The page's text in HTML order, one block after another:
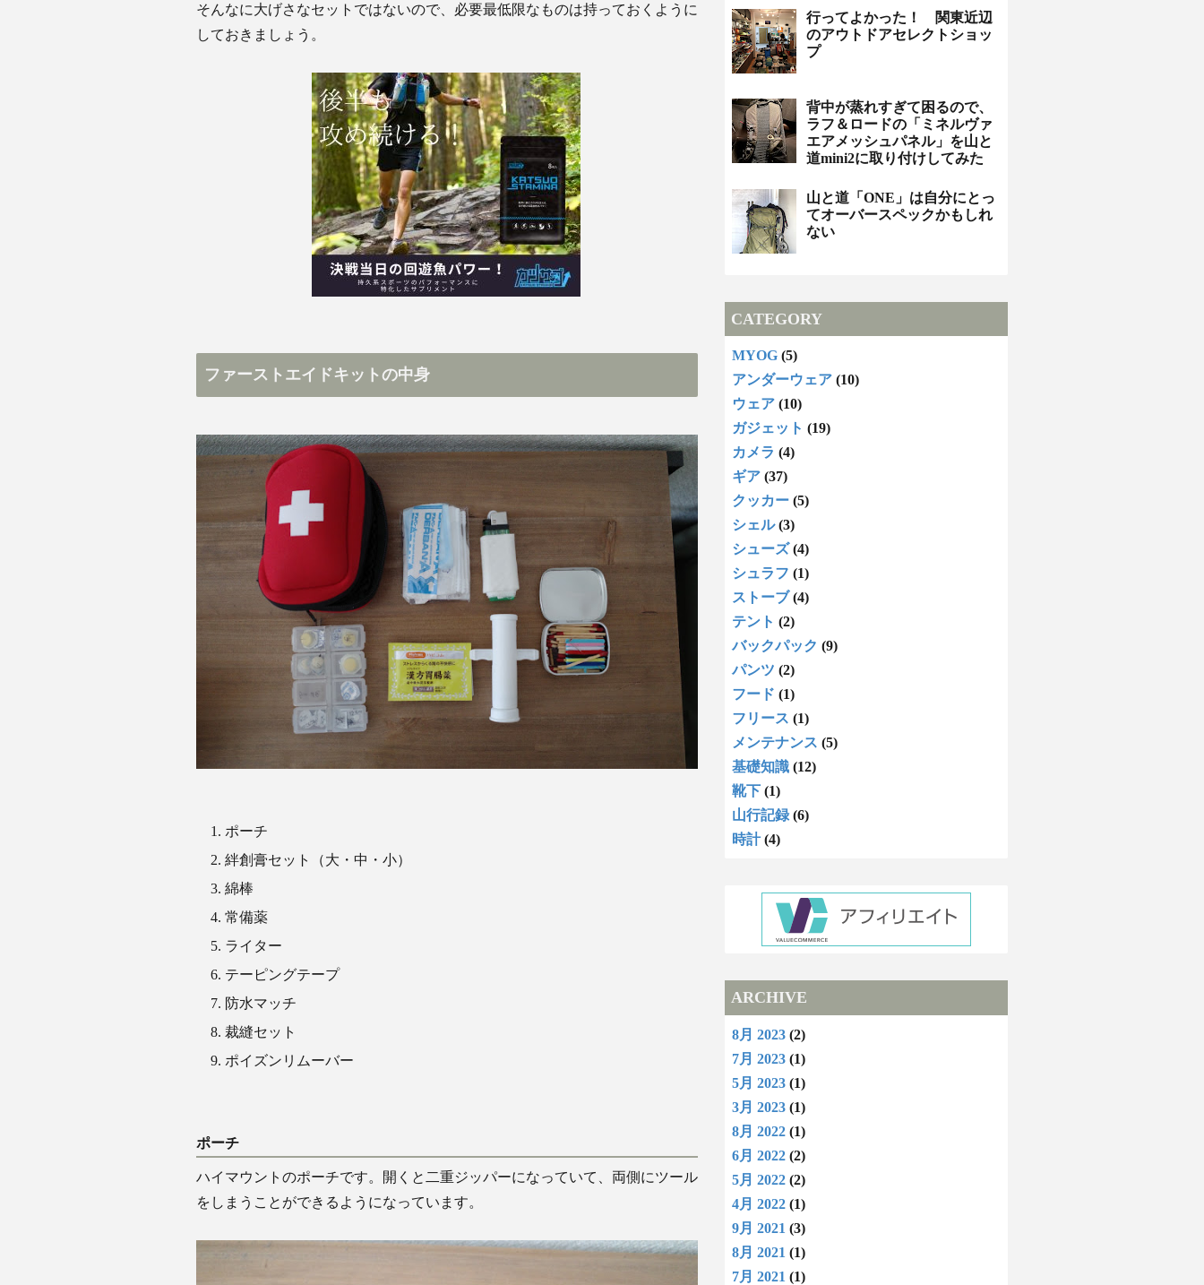
そんなに大げさなセットではないので、必要最低限なものは持っておくように
しておきましょう。
ファーストエイドキットの中身
ポーチ
絆創膏セット（大・中・小）
綿棒
常備薬
ライター
テーピングテープ
防水マッチ
裁縫セット
ポイズンリムーバー
ポーチ
ハイマウントのポーチです。開くと二重ジッパーになっていて、両側にツール
をしまうことができるようになっています。
行ってよかった！ 関東近辺
のアウトドアセレクトショッ
プ
背中が蒸れすぎて困るので、
ラフ＆ロードの「ミネルヴァ
エアメッシュパネル」を山と
道mini2に取り付けしてみた
山と道「ONE」は自分にとっ
てオーバースペックかもしれ
ない
CATEGORY
MYOG (5)
アンダーウェア (10)
ウェア (10)
ガジェット (19)
カメラ (4)
ギア (37)
クッカー (5)
シェル (3)
シューズ (4)
シュラフ (1)
ストーブ (4)
テント (2)
バックパック (9)
パンツ (2)
フード (1)
フリース (1)
メンテナンス (5)
基礎知識 (12)
靴下 (1)
山行記録 (6)
時計 (4)
ARCHIVE
8月 2023 (2)
7月 2023 (1)
5月 2023 (1)
3月 2023 (1)
8月 2022 (1)
6月 2022 (2)
5月 2022 (2)
4月 2022 (1)
9月 2021 (3)
8月 2021 (1)
7月 2021 (1)